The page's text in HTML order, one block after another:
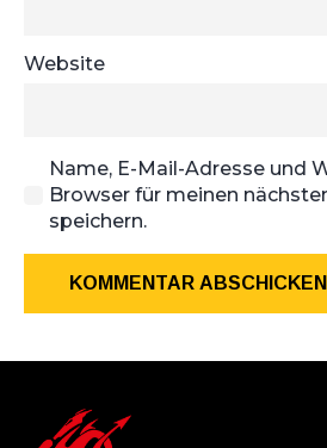
Website
Name, E-Mail-Adresse und
Browser für meinen
speichern.